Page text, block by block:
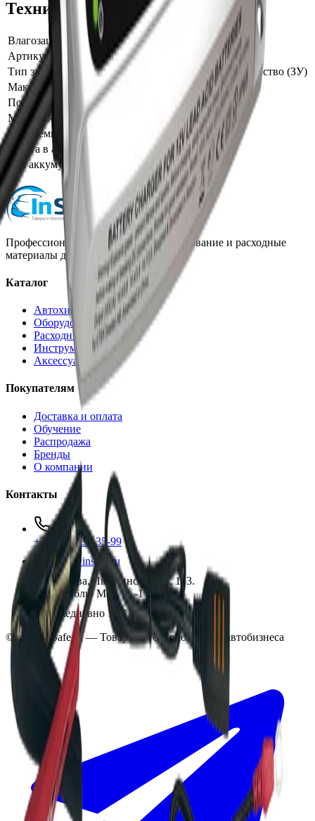
Технические характеристики
Влагозащита
Артикул производителя
MXS 3.8
Тип зарядного устройства
Зарядное устройство (ЗУ)
Максимальный ток заряда, А
3.8
Потребляемое напряжение, В
220
Мин. ёмкость аккумулятора, Ah
1.2
Макс. ёмкость аккумулятора, Ah
80
Работа в автоматическом режиме
Да
Для аккумуляторов напряжением,
В
12
Профессиональная автохимия, оборудование и расходные
материалы для детейлинга.
Каталог
Автохимия
Оборудование
Расходные материалы
Инструменты
Аксессуары
Покупателям
Доставка и оплата
Обучение
Распродажа
Бренды
О компании
Контакты
+7 (495) 135-35-99
sales@insafe.ru
Москва, Люблинская ул., 153.
ТЦ «Люблю Молл», -1 уровень
Ежедневно 10:00 — 19:00
©2026 InSafe.ru — Товары и технологии для автобизнеса